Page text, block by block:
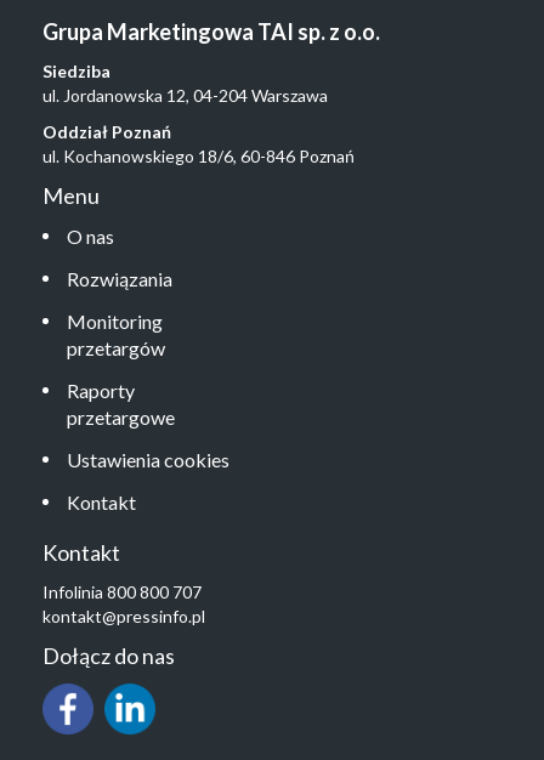
Grupa Marketingowa TAI sp. z o.o.
Siedziba
ul. Jordanowska 12, 04-204 Warszawa
Oddział Poznań
ul. Kochanowskiego 18/6, 60-846 Poznań
Menu
O nas
Rozwiązania
Monitoring
przetargów
Raporty
przetargowe
Ustawienia cookies
Kontakt
Kontakt
Infolinia 800 800 707
kontakt@pressinfo.pl
Dołącz do nas